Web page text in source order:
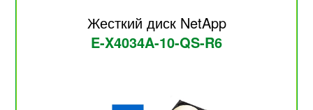
Жесткий диск NetApp
E-X4034A-10-QS-R6